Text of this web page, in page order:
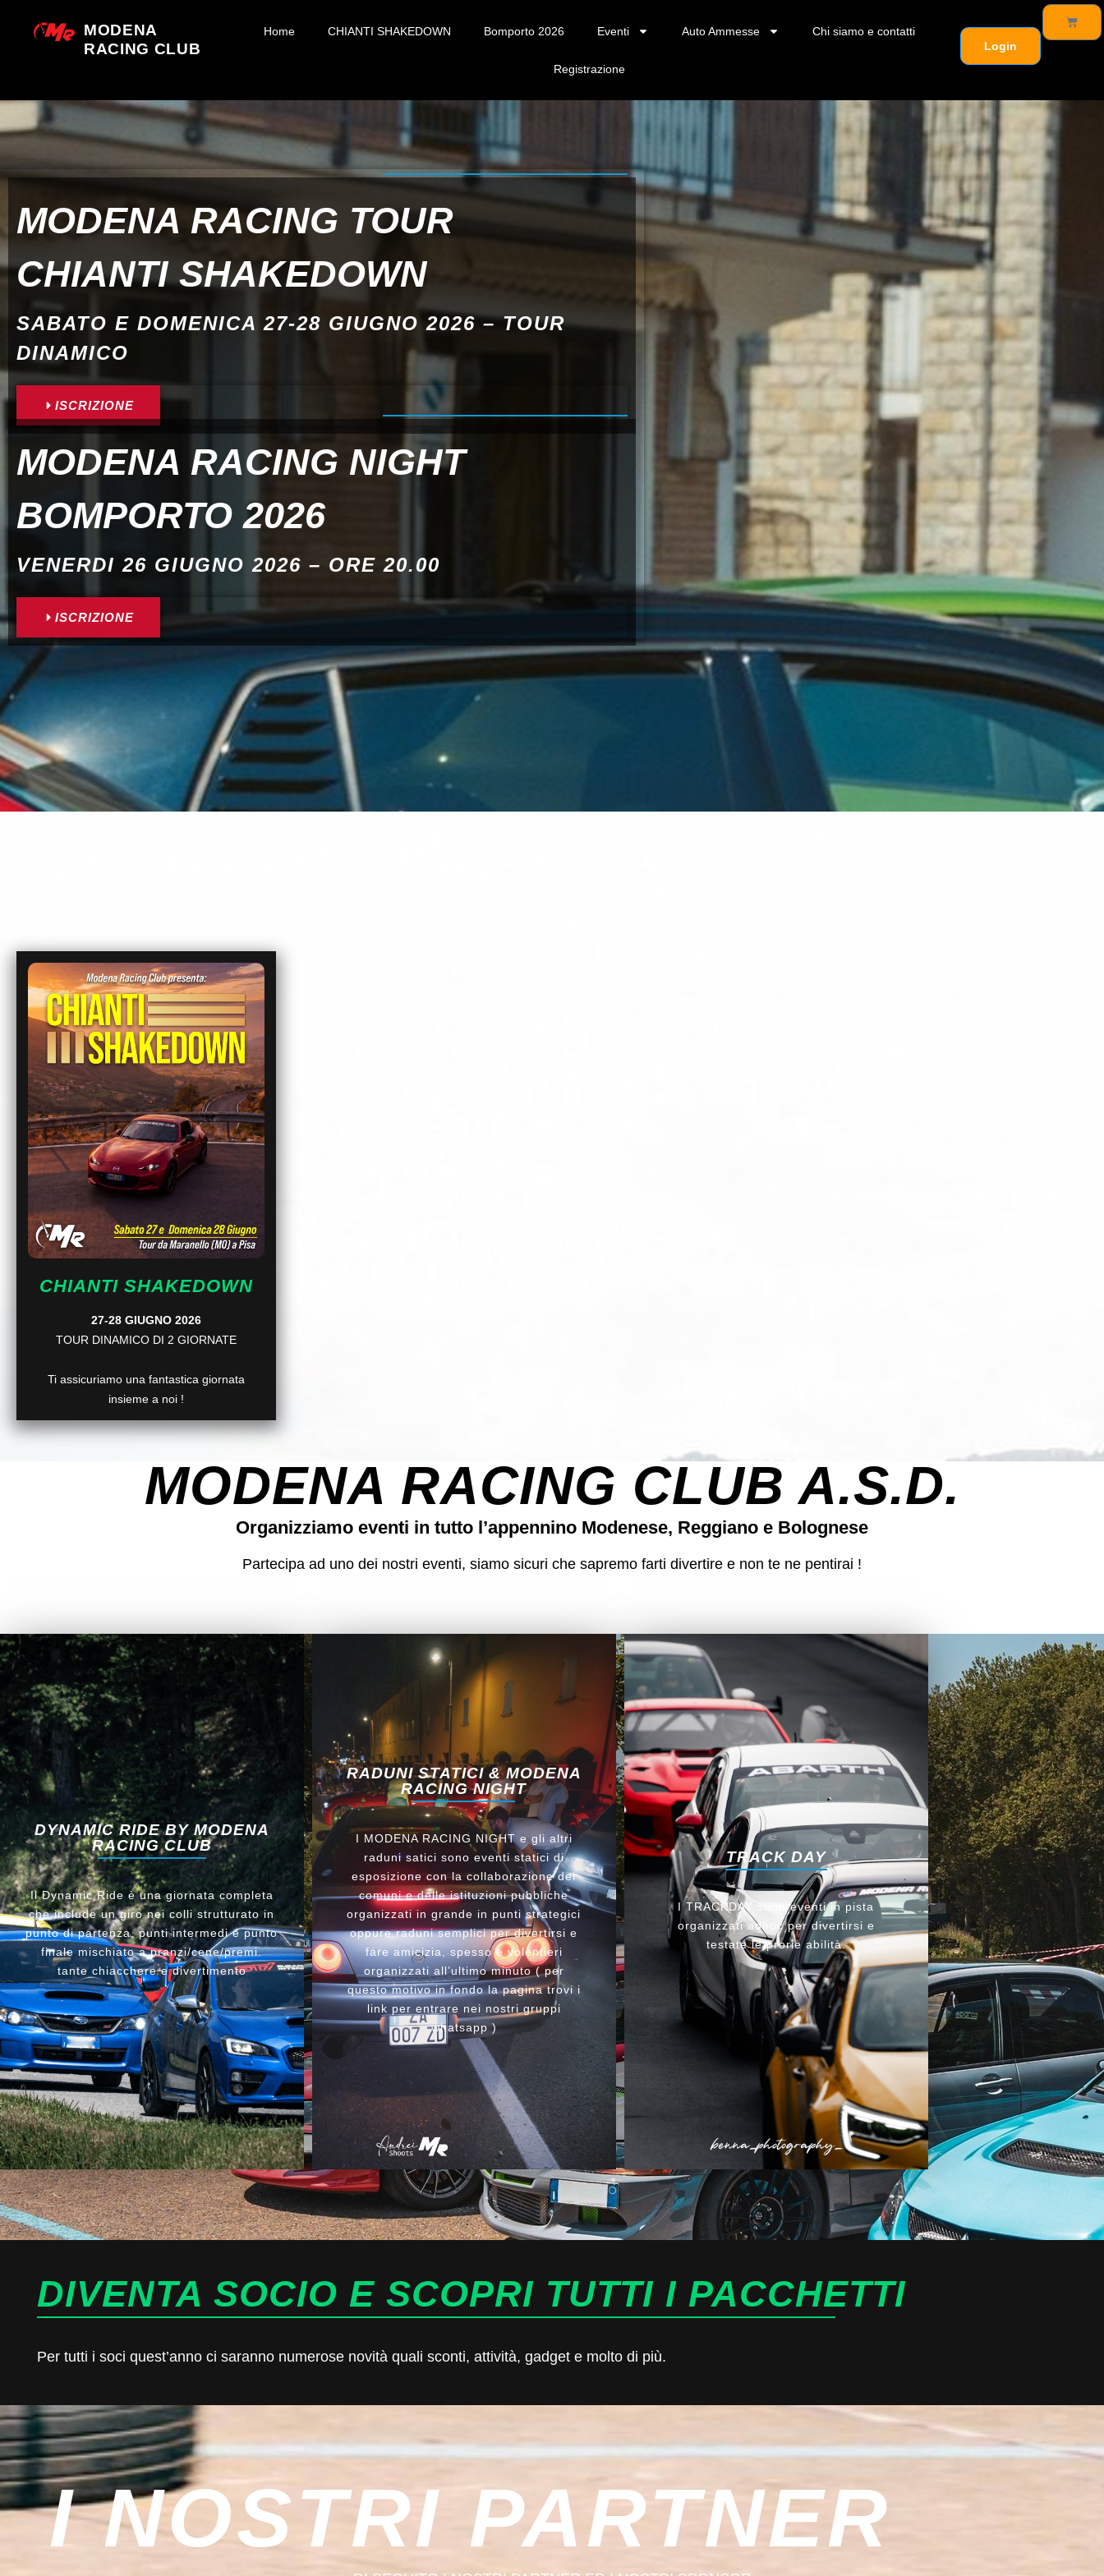
MODENA
RACING CLUB
Home CHIANTI SHAKEDOWN Bomporto 2026 Eventi Auto Ammesse Chi siamo e contatti
Registrazione
Login
MODENA RACING TOUR
CHIANTI SHAKEDOWN
SABATO E DOMENICA 27-28 GIUGNO 2026 – TOUR
DINAMICO
ISCRIZIONE
MODENA RACING NIGHT
BOMPORTO 2026
VENERDI 26 GIUGNO 2026 – ORE 20.00
ISCRIZIONE
CHIANTI SHAKEDOWN
27-28 GIUGNO 2026
TOUR DINAMICO DI 2 GIORNATE
Ti assicuriamo una fantastica giornata
insieme a noi !
MODENA RACING CLUB A.S.D.
Organizziamo eventi in tutto l’appennino Modenese, Reggiano e Bolognese
Partecipa ad uno dei nostri eventi, siamo sicuri che sapremo farti divertire e non te ne pentirai !
DYNAMIC RIDE BY MODENA
RACING CLUB
Il Dynamic Ride è una giornata completa
che include un giro nei colli strutturato in
punto di partenza, punti intermedi e punto
finale mischiato a pranzi/cene/premi.
tante chiacchere e divertimento
RADUNI STATICI & MODENA
RACING NIGHT
I MODENA RACING NIGHT e gli altri
raduni satici sono eventi statici di
esposizione con la collaborazione dei
comuni e delle istituzioni pubbliche
organizzati in grande in punti strategici
oppure raduni semplici per divertirsi e
fare amicizia, spesso e volentieri
organizzati all’ultimo minuto ( per
questo motivo in fondo la pagina trovi i
link per entrare nei nostri gruppi
whatsapp )
TRACK DAY
I TRACKDAY sono eventi in pista
organizzati adhoc per divertirsi e
testate le prorie abilità.
DIVENTA SOCIO E SCOPRI TUTTI I PACCHETTI
Per tutti i soci quest’anno ci saranno numerose novità quali sconti, attività, gadget e molto di più.
I NOSTRI PARTNER